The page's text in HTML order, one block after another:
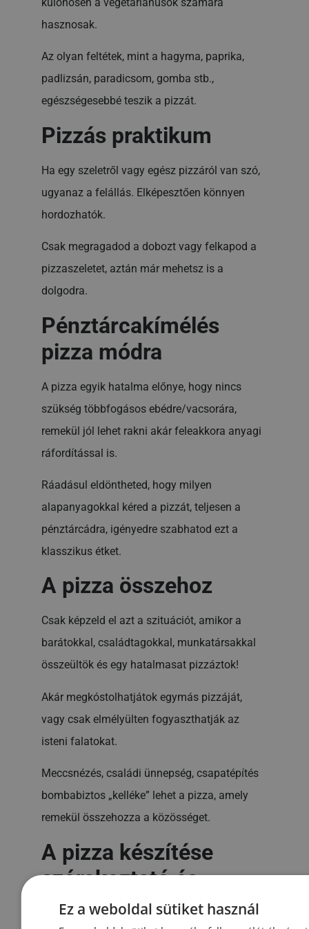
hasznosak.
Az olyan feltétek, mint a hagyma, paprika,
padlizsán, paradicsom, gomba stb.,
egészségesebbé teszik a pizzát.
Pizzás praktikum
Ha egy szeletről vagy egész pizzáról van szó,
ugyanaz a felállás. Elképesztően könnyen
hordozhatók.
Csak megragadod a dobozt vagy felkapod a
pizzaszeletet, aztán már mehetsz is a
dolgodra.
Pénztárcakímélés
pizza módra
A pizza egyik hatalma előnye, hogy nincs
szükség többfogásos ebédre/vacsorára,
remekül jól lehet rakni akár feleakkora anyagi
ráfordítással is.
Ráadásul eldöntheted, hogy milyen
alapanyagokkal kéred a pizzát, teljesen a
pénztárcádra, igényedre szabhatod ezt a
klasszikus étket.
A pizza összehoz
Csak képzeld el azt a szituációt, amikor a
barátokkal, családtagokkal, munkatársakkal
összeültök és egy hatalmasat pizzáztok!
Akár megkóstolhatjátok egymás pizzáját,
vagy csak elmélyülten fogyaszthatják az
isteni falatokat.
Meccsnézés, családi ünnepség, csapatépítés
bombabiztos „kelléke” lehet a pizza, amely
remekül összehozza a közösséget.
A pizza készítése
szórakoztató és
élvezetes
Ez a weboldal sütiket használ